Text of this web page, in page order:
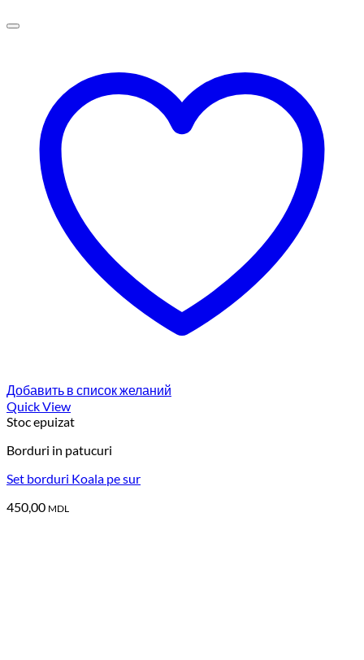
Добавить в список желаний
Quick View
Stoc epuizat
Borduri in patucuri
Set borduri Koala pe sur
450,00 MDL